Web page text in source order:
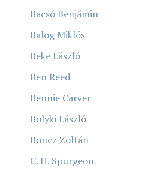
Bacsó Benjámin
Balog Miklós
Beke László
Ben Reed
Bennie Carver
Bolyki László
Boncz Zoltán
C. H. Spurgeon